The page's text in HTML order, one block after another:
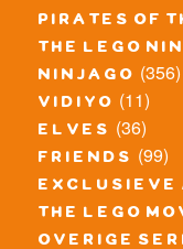
pirates of
the lego
ninjago (356)
vidiyo (11)
elves (36)
friends (99)
exclusieve
the lego
overige